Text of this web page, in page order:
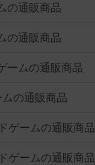
の通販商品
の通販商品
ームの通販商品
の通販商品
ゲームの通販商品
ゲームの通販商品